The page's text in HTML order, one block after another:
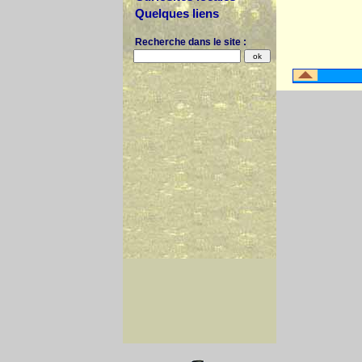
Quelques liens
Recherche dans le site :